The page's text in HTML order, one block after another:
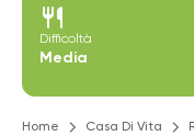
restaurant
Difficoltà
Media
Home Casa Di Vita